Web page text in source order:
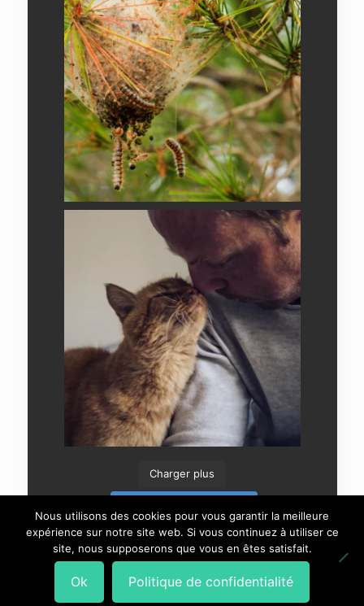
Charger plus
Nous utilisons des cookies pour vous garantir la meilleure
expérience sur notre site web. Si vous continuez à utiliser ce
site, nous supposerons que vous en êtes satisfait.
Ok Politique de confidentialité